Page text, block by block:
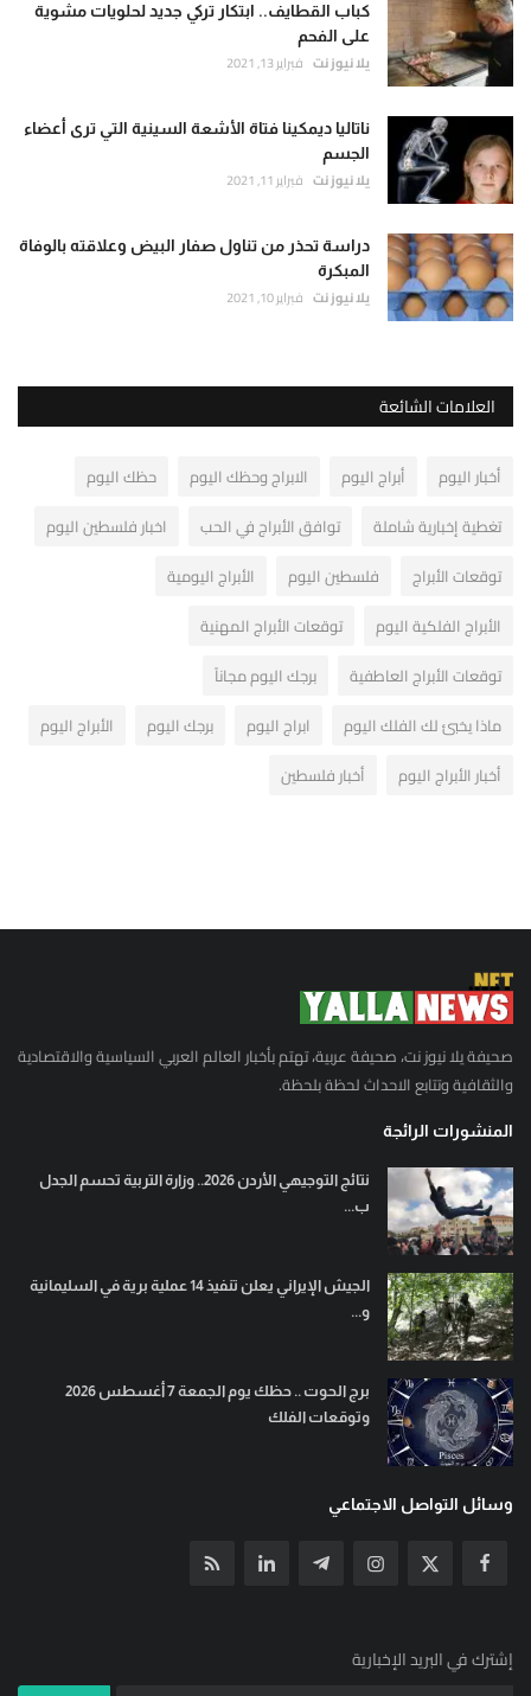
كباب القطايف.. ابتكار تركي جديد لحلويات مشوية
على الفحم
يلا نيوز نت فبراير 13, 2021
ناتاليا ديمكينا فتاة الأشعة السينية التي ترى أعضاء
الجسم
يلا نيوز نت فبراير 11, 2021
دراسة تحذر من تناول صفار البيض وعلاقته بالوفاة
المبكرة
يلا نيوز نت فبراير 10, 2021
العلامات الشائعة
أخبار اليوم أبراج اليوم الابراج وحظك اليوم
حظك اليوم
تغطية إخبارية شاملة
توافق الأبراج في الحب
اخبار فلسطين اليوم
توقعات الأبراج
فلسطين اليوم
الأبراج اليومية
الأبراج الفلكية اليوم
توقعات الأبراج المهنية
توقعات الأبراج العاطفية
برجك اليوم مجاناً
ماذا يخبئ لك الفلك اليوم
ابراج اليوم برجك اليوم
الأبراج اليوم
أخبار الأبراج اليوم
أخبار فلسطين
صحيفة يلا نيوز نت، صحيفة عربية، تهتم بأخبار العالم العربي السياسية والاقتصادية
والثقافية وتتابع الاحداث لحظة بلحظة.
المنشورات الرائجة
نتائج التوجيهي الأردن 2026.. وزارة التربية تحسم الجدل
ب...
الجيش الإيراني يعلن تنفيذ 14 عملية برية في السليمانية
و...
برج الحوت .. حظك يوم الجمعة 7 أغسطس 2026
وتوقعات الفلك
وسائل التواصل الاجتماعي
إشترك في البريد الإخبارية